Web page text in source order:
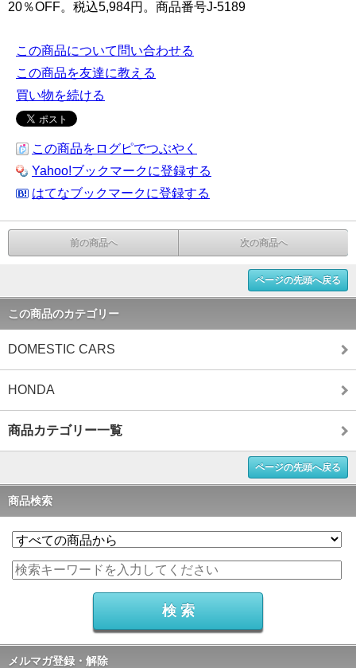
20％OFF。税込5,984円。商品番号J-5189
この商品について問い合わせる
この商品を友達に教える
買い物を続ける
この商品をログピでつぶやく
Yahoo!ブックマークに登録する
はてなブックマークに登録する
前の商品へ 次の商品へ
ページの先頭へ戻る
この商品のカテゴリー
DOMESTIC CARS
HONDA
商品カテゴリー一覧
ページの先頭へ戻る
商品検索
メルマガ登録・解除